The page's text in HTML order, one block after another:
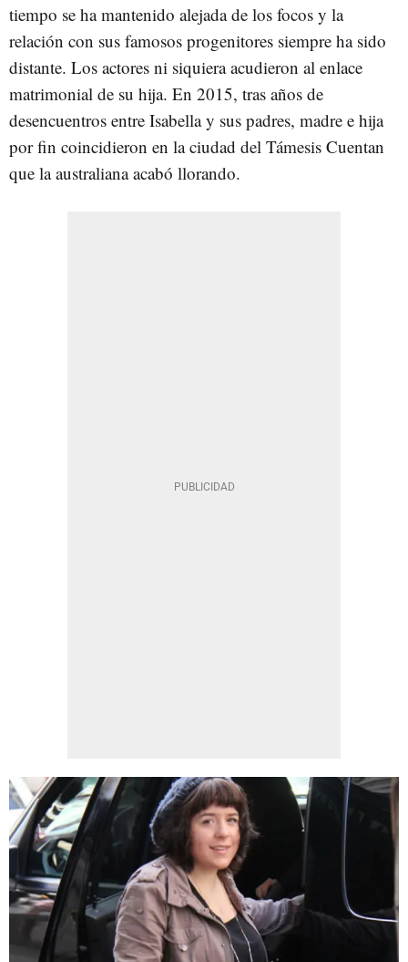
tiempo se ha mantenido alejada de los focos y la
relación con sus famosos progenitores siempre ha sido
distante. Los actores ni siquiera acudieron al enlace
matrimonial de su hija. En 2015, tras años de
desencuentros entre Isabella y sus padres, madre e hija
por fin coincidieron en la ciudad del Támesis Cuentan
que la australiana acabó llorando.